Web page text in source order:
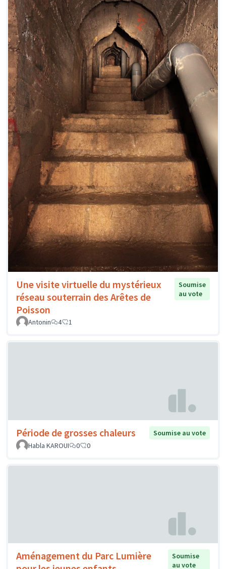
Une visite virtuelle du mystérieux
réseau souterrain des Arêtes de
Poisson
Soumise
au vote
Antonin 4 1
Période de grosses chaleurs
Soumise au vote
Habla KAROUI
0 0
Aménagement du Parc Lumière
Soumise
au vote